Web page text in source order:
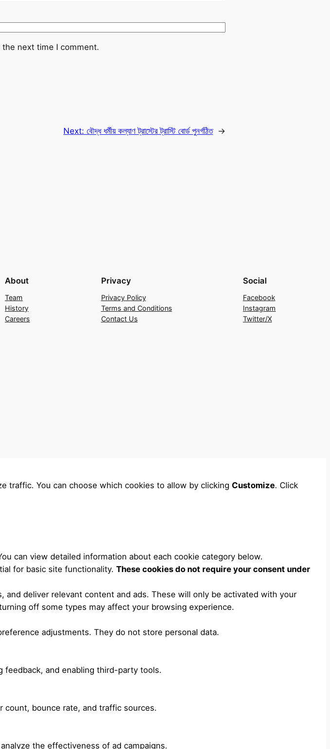
next time I comment.
Next: বৌদ্ধ ধর্মীয় কল্যাণ ট্রাস্টের ট্রাস্টি বোর্ড পুনর্গঠিত →
About
Team
History
Careers
Privacy
Privacy Policy
Terms and Conditions
Contact Us
Social
Facebook
Instagram
Twitter/X
traffic. You can choose which cookies to allow by clicking Customize. Click
can view detailed information about each cookie category below.
for basic site functionality. These cookies do not require your consent under
deliver relevant content and ads. These will only be activated with your
off some types may affect your browsing experience.
adjustments. They do not store personal data.
feedback, and enabling third-party tools.
count, bounce rate, and traffic sources.
the effectiveness of ad campaigns.